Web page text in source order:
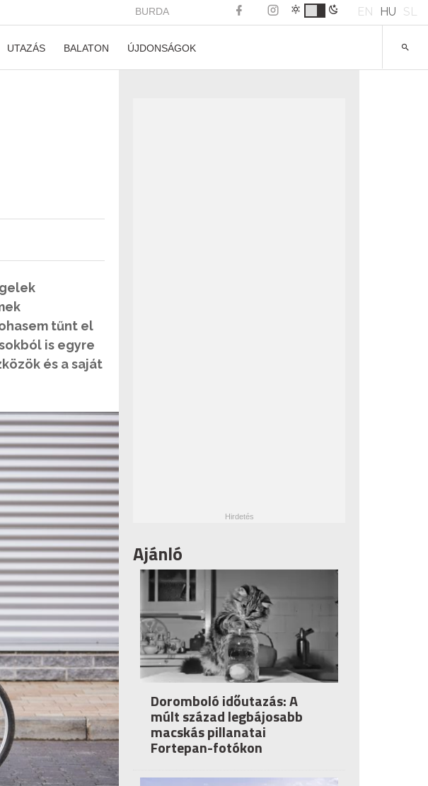
BURDA EN HU SL
UTAZÁS BALATON ÚJDONSÁGOK
tűnt el
is egyre
és a saját
Ajánló
Doromboló időutazás: A
múlt század legbájosabb
macskás pillanatai
Fortepan-fotókon